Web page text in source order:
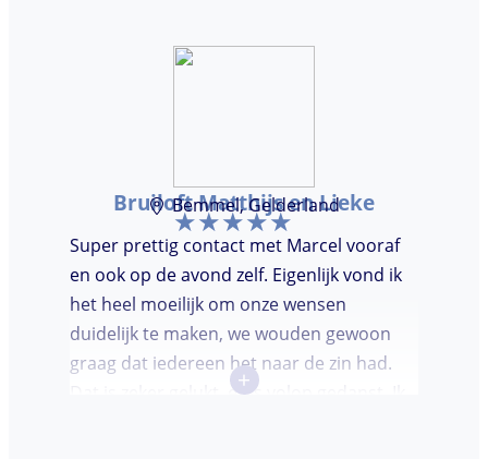
Bruiloft Matthijs en Lieke
Bemmel, Gelderland
Super prettig contact met Marcel vooraf
en ook op de avond zelf. Eigenlijk vond ik
het heel moeilijk om onze wensen
duidelijk te maken, we wouden gewoon
graag dat iedereen het naar de zin had.
Dat is zeker gelukt, er is volop gedanst. Ik
+